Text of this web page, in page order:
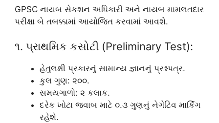
GPSC નાયબ સેકશન અધિકારી અને નાયબ મામલતદાર
પરીક્ષા બે તબક્કામાં આયોજિત કરવામાં આવશે.
૧. પ્રાથમિક કસોટી (Preliminary Test):
હેતુલક્ષી પ્રકારનું સામાન્ય જ્ઞાનનું પ્રશ્નપત્ર.
કુલ ગુણ: ૨૦૦.
સમયગાળો: ૨ કલાક.
દરેક ખોટા જવાબ માટે ૦.૩ ગુણનું નેગેટિવ માર્કિંગ
રહેશે.